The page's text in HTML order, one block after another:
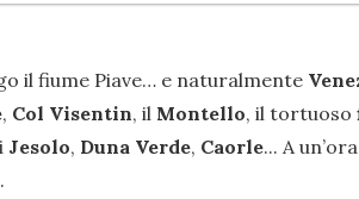
il fiume Piave… e naturalmente
, Col Visentin, il Montello, il tortuoso
Jesolo, Duna Verde, Caorle... A